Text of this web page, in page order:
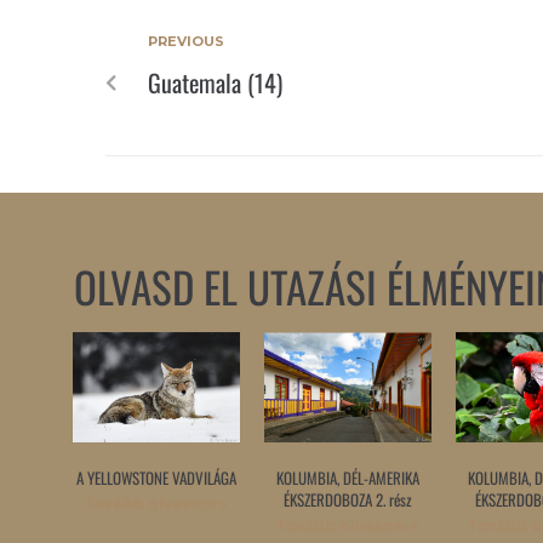
PREVIOUS
Guatemala (14)
OLVASD EL UTAZÁSI
A YELLOWSTONE VADVILÁGA
KOLUMBIA, DÉL-AMERIKA
ÉKSZERDOBOZA 2. rész
KOLUMBIA,